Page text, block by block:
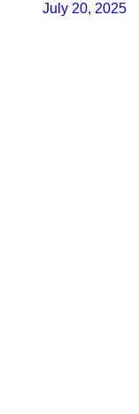
July 20, 2025